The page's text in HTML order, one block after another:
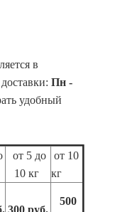
в
Пн -
удобный
от 5 до
10 кг
от 10
кг
300 руб.
500